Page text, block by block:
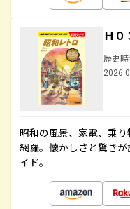
Ｈ
歴史
昭和の風景、家電、乗
網羅。懐かしさと驚き
イド。